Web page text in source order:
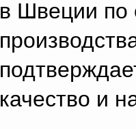
в Швеции по
качество и